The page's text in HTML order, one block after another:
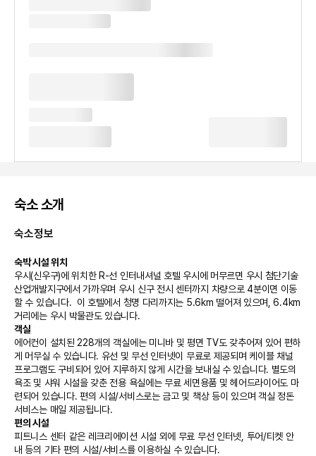
숙소 소개
숙소정보
숙박 시설 위치
우시(신우구)에 위치한 R-선 인터내셔널 호텔 우시에 머무르면 우시 첨단기술
산업개발지구에서 가까우며 우시 신구 전시 센터까지 차량으로 4분이면 이동
할 수 있습니다.  이 호텔에서 청명 다리까지는 5.6km 떨어져 있으며, 6.4km
거리에는 우시 박물관도 있습니다.
객실
에어컨이 설치된 228개의 객실에는 미니바 및 평면 TV도 갖추어져 있어 편하
게 머무실 수 있습니다. 유선 및 무선 인터넷이 무료로 제공되며 케이블 채널
프로그램도 구비되어 있어 지루하지 않게 시간을 보내실 수 있습니다. 별도의
욕조 및 샤워 시설을 갖춘 전용 욕실에는 무료 세면용품 및 헤어드라이어도 마
련되어 있습니다. 편의 시설/서비스로는 금고 및 책상 등이 있으며 객실 정돈
서비스는 매일 제공됩니다.
편의 시설
피트니스 센터 같은 레크리에이션 시설 외에 무료 무선 인터넷, 투어/티켓 안
내 등의 기타 편의 시설/서비스를 이용하실 수 있습니다.